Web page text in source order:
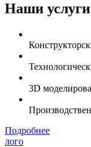
Наши услуги
3D
Подробнее
лого